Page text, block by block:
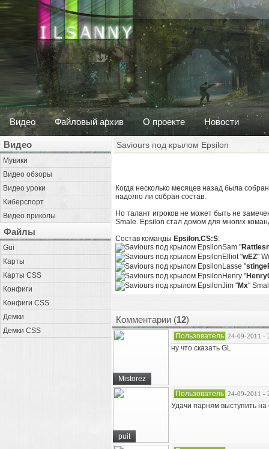
Видео Файловый архив О проекте Новости
Видео
Мувики
Видео обзоры
Видео уроки
Киберспорт
Видео приколы
Файлы
Gui
Карты
Карты CSS
Конфиги
Конфиги CSS
Демки
Демки CSS
Saviours под крылом Epsilon
Когда несколько месяцев назад была
надолго ли собран состав.
Но талант игроков не может быть не
Smale. Epsilon стал домом для многих
Состав команды Epsilon.CS:S:
Sam "
Elliot "wEZ"
Lasse "
Henry "
Jim "Mx"
Комментарии (12)
Mistorez
Пользователь 24-09-2011 -
ну что сказать GL
puit
Пользователь 24-09-2011 -
Удачи парням выступить на